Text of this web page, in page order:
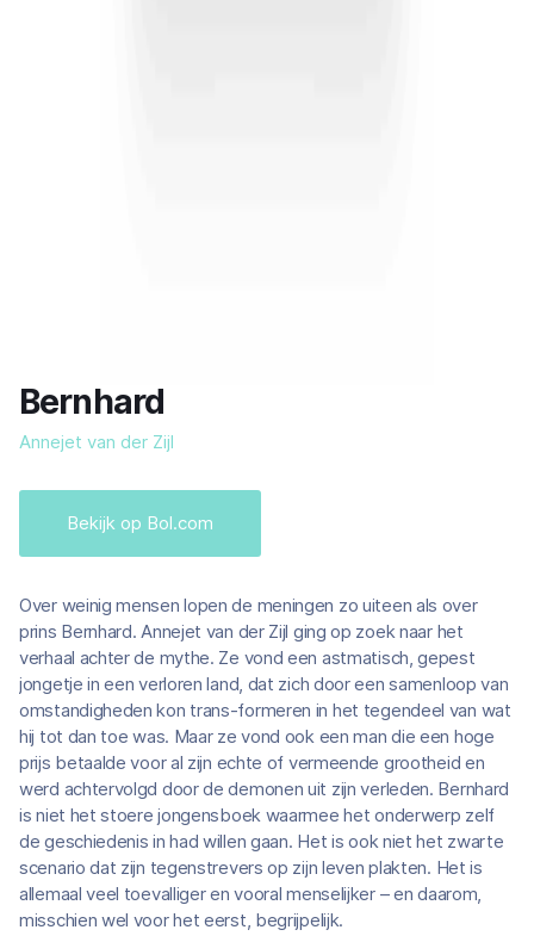
Bernhard
Annejet van der Zijl
Bekijk op Bol.com
Over weinig mensen lopen de meningen zo uiteen als over
prins Bernhard. Annejet van der Zijl ging op zoek naar het
verhaal achter de mythe. Ze vond een astmatisch, gepest
jongetje in een verloren land, dat zich door een samenloop van
omstandigheden kon trans-formeren in het tegendeel van wat
hij tot dan toe was. Maar ze vond ook een man die een hoge
prijs betaalde voor al zijn echte of vermeende grootheid en
werd achtervolgd door de demonen uit zijn verleden. Bernhard
is niet het stoere jongensboek waarmee het onderwerp zelf
de geschiedenis in had willen gaan. Het is ook niet het zwarte
scenario dat zijn tegenstrevers op zijn leven plakten. Het is
allemaal veel toevalliger en vooral menselijker – en daarom,
misschien wel voor het eerst, begrijpelijk.